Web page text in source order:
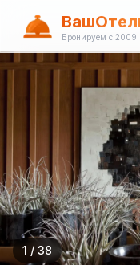
Бронируем с 2009
1 / 38